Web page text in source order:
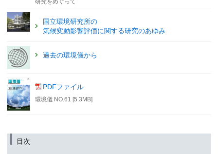
研究をめぐって
国立環境研究所の
気候変動影響評価に関する研究のあゆみ
過去の環境儀から
PDFファイル
環境儀 NO.61 [5.3MB]
目次